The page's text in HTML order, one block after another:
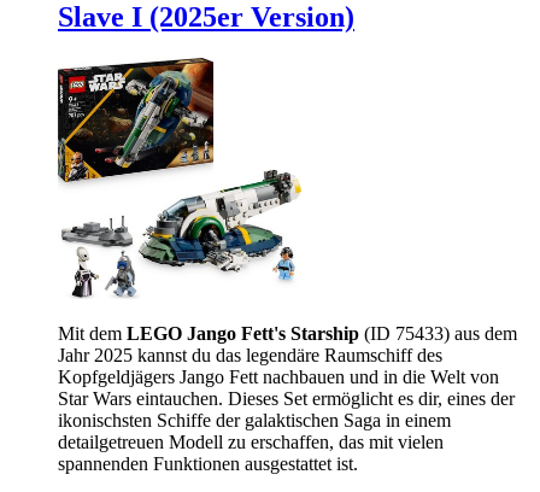
Slave I (2025er Version)
Mit dem LEGO Jango Fett's Starship (ID 75433) aus dem
Jahr 2025 kannst du das legendäre Raumschiff des
Kopfgeldjägers Jango Fett nachbauen und in die Welt von
Star Wars eintauchen. Dieses Set ermöglicht es dir, eines der
ikonischsten Schiffe der galaktischen Saga in einem
detailgetreuen Modell zu erschaffen, das mit vielen
spannenden Funktionen ausgestattet ist.